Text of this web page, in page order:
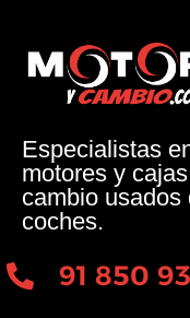
Especialistas
motores y
cambio usados
coches.
91 850